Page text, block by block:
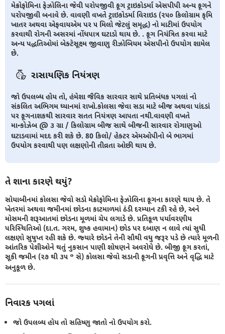
મેક્રોફોમિના ફેઝોલિના જેવી પરોપજીવી ફૂગ ટ્રાઇકોડર્મા એસપીપી અન્ય ફૂગને
પરોપજીવી બનાવે છે. વાવણી વખતે ટ્રાઇકોડર્મા વિરાઇડ (૨૫૦ કિલોગ્રામ કૃમિ
ખાતર અથવા એફવાયએમ પર ૫ મિલો જેટલું સમૃદ્ધ) નો માટીમાં ઉપયોગ
કરવાથી રોગની અસરમાં નોંધપાત્ર ઘટાડો થાય છે. . ફૂગ નિયંત્રિત કરવા માટે
અન્ય પદ્ધતિઓમાં બેક્ટેસૂક્ષ્મ જીવાણુ રીઝોબિયમ એસપીનો ઉપયોગ શામેલ
છે.
રાસાયણિક નિયંત્રણ
જો ઉપલબ્ધ હોય તો, હંમેશા જૈવિક સારવાર સાથે પ્રતિબંધક પગલાં નો
સંકલિત અભિગમ ધ્યાનમાં રાખો.કોલસા જેવા સડા માટે બીજ અથવા પાંદડાં
પર ફૂગનાશકથી સારવાર સતત નિયંત્રણ આપતા નથી.વાવણી વખતે
માન્કોઝેબ @ ૩ ગ્રા / કિલોગ્રામ બીજ સાથે બીજની સારવાર રોગાણુઓ
ઘટાડવામાં મદદ કરી શકે છે. 80 કિલો/ હેક્ટર એમઓપીનો બે ભાગમાં
ઉપયોગ કરવાથી પણ લક્ષણોની તીવ્રતા ઓછી થાય છે.
તે શાના કારણે થયું?
સોયાબીનમાં કોલસા જેવો સડો મેક્રોફોમિના ફેઝોલિના ફૂગના કારણે થાય છે. તે
ખેતરમાં અથવા જમીનમાં છોડના કાટમાળમાં ઠંડી દરમ્યાન ટકી રહે છે, અને
મોસમની શરૂઆતમાં છોડના મૂળમાં ચેપ લગાડે છે. પ્રતિકૂળ પર્યાવરણીય
પરિસ્થિતિઓ (દા.ત. ગરમ, શુષ્ક હવામાન) છોડ પર દબાણ ન લાવે ત્યાં સુધી
લક્ષણો સુષુપ્ત રહી શકે છે. જ્યારે છોડને તેની સૌથી વધુ જરૂર પડે છે ત્યારે મૂળની
આંતરિક પેશીઓને થતું નુકસાન પાણી શોષણને અવરોધે છે. બીજી ફૂગ કરતાં,
સૂકી જમીન (૨૭ થી ૩૫ ° સે) કોલસા જેવો સડાની ફૂગની પ્રવૃત્તિ અને વૃદ્ધિ માટે
અનુકૂળ છે.
નિવારક પગલાં
જો ઉપલબ્ધ હોય તો સહિષ્ણુ જાતો નો ઉપયોગ કરો.